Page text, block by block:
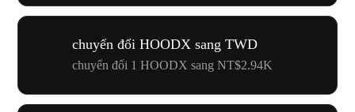
chuyển đổi HOODX sang TWD
chuyển đổi 1 HOODX sang NT$2.94K